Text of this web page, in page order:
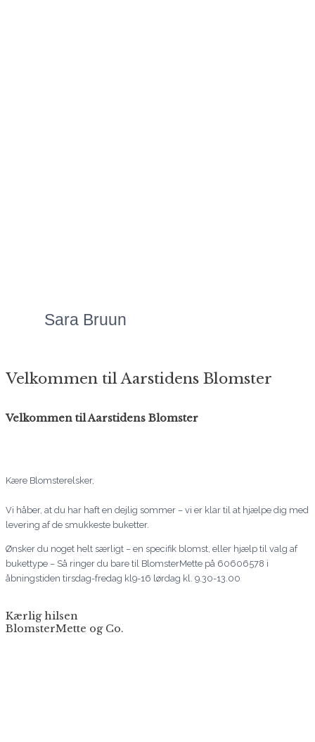
Sara Bruun
Velkommen til Aarstidens Blomster
Velkommen til Aarstidens Blomster
Kære Blomsterelsker,
Vi håber, at du har haft en dejlig sommer – vi er klar til at hjælpe dig med
levering af de smukkeste buketter.
Ønsker du noget helt særligt – en specifik blomst, eller hjælp til valg af
bukettype – Så ringer du bare til BlomsterMette på 60606578 i
åbningstiden tirsdag-fredag kl9-16 lørdag kl. 9.30-13.00
Kærlig hilsen
BlomsterMette og Co.